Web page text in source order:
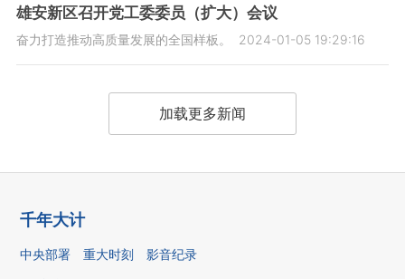
雄安新区召开党工委委员（扩大）会议
奋力打造推动高质量发展的全国样板。 2024-01-05 19:29:16
加载更多新闻
千年大计
中央部署 重大时刻 影音纪录